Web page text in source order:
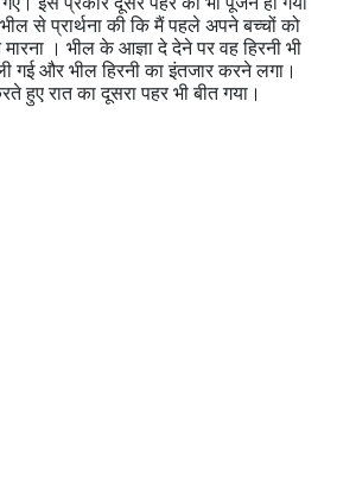
से प्रार्थना की कि मैं पहले अपने बच्चों को
। भील के आज्ञा दे देने पर वह हिरनी भी
गई और भील हिरनी का इंतजार करने लगा।
हुए रात का दूसरा पहर भी बीत गया।